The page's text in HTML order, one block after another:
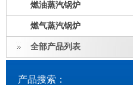
燃油蒸汽锅炉
燃气蒸汽锅炉
全部产品列表
产品搜索：